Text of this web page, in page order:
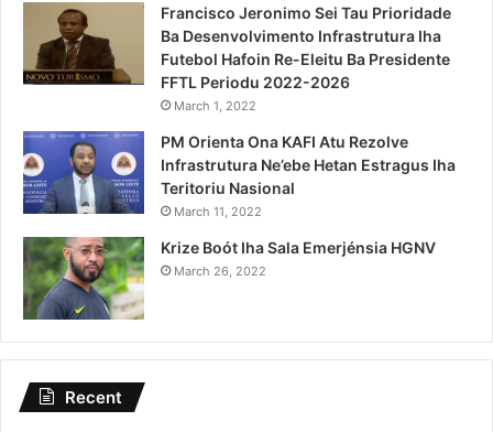
Francisco Jeronimo Sei Tau Prioridade
Ba Desenvolvimento Infrastrutura Iha
Futebol Hafoin Re-Eleitu Ba Presidente
FFTL Periodu 2022-2026
March 1, 2022
PM Orienta Ona KAFI Atu Rezolve
Infrastrutura Ne’ebe Hetan Estragus Iha
Teritoriu Nasional
March 11, 2022
Krize Boót Iha Sala Emerjénsia HGNV
March 26, 2022
Recent